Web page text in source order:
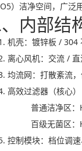
）洁净空间，广泛
内部结
机壳：镀锌板 / 304
离心风机：交流 /
均流网：打散紊流
高效过滤器（核心）
普通洁净区
百级无菌区
控制模块：档位调